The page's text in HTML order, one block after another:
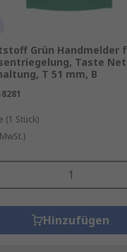
Grün Handmelder
Taste
T 51 mm, B
(1 Stück)
Hinzufügen